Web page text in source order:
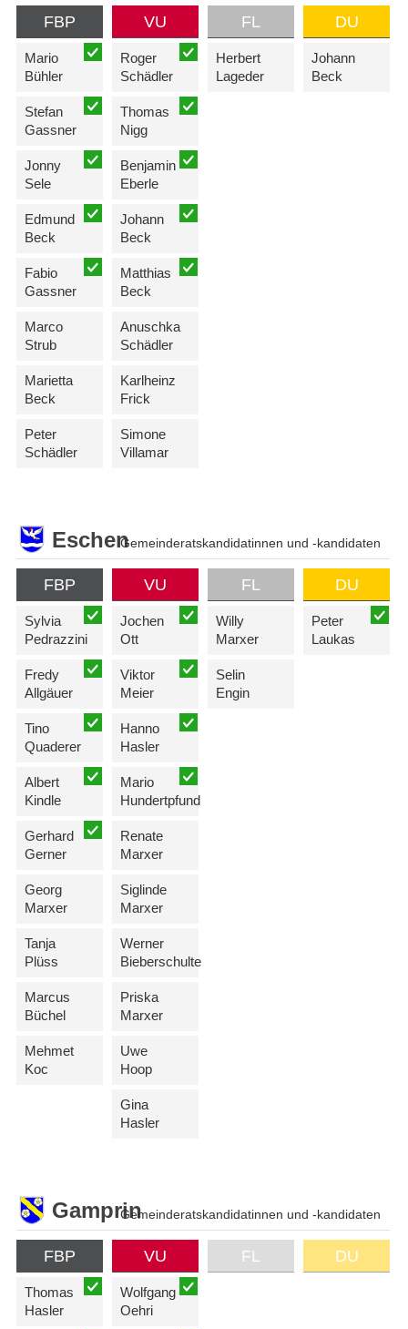
FBP
Mario
Bühler
Stefan
Gassner
Jonny
Sele
Edmund
Beck
Fabio
Gassner
Marco
Strub
Marietta
Beck
Peter
Schädler
VU
Roger
Schädler
Thomas
Nigg
Benjamin
Eberle
Johann
Beck
Matthias
Beck
Anuschka
Schädler
Karlheinz
Frick
Simone
Villamar
FL
Herbert
Lageder
DU
Johann
Beck
EschenGemeinderatskandidatinnen und -kandidaten
FBP
Sylvia
Pedrazzini
Fredy
Allgäuer
Tino
Quaderer
Albert
Kindle
Gerhard
Gerner
Georg
Marxer
Tanja
Plüss
Marcus
Büchel
Mehmet
Koc
VU
Jochen
Ott
Viktor
Meier
Hanno
Hasler
Mario
Hundertpfund
Renate
Marxer
Siglinde
Marxer
Werner
Bieberschulte
Priska
Marxer
Uwe
Hoop
Gina
Hasler
FL
Willy
Marxer
Selin
Engin
DU
Peter
Laukas
GamprinGemeinderatskandidatinnen und -kandidaten
FBP
Thomas
Hasler
VU
Wolfgang
Oehri
FL DU